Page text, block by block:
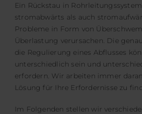
Ein Rückstau in
stromabwärts als auch
Probleme in Form von
Überlastung verursachen. Die
die Regulierung eines Abflusses
unterschiedlich sein und
erfordern. Wir arbeiten immer
Lösung für Ihre Erfordernisse zu
Im Folgenden stellen wir